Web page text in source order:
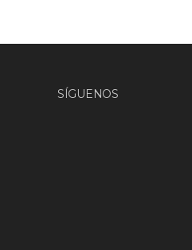
SÍGUENOS